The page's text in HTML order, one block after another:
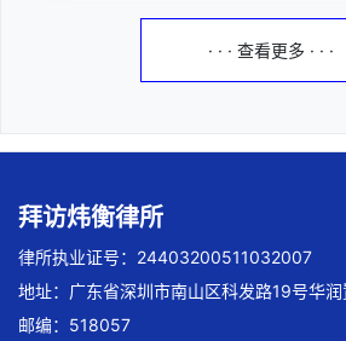
· · · 查看更多 · · ·
拜访炜衡律所
律所执业证号：24403200511032007
地址：广东省深圳市南山区科发路19号华
邮编：518057